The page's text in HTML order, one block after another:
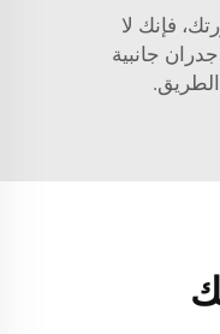
فإنك لا
جانبية